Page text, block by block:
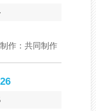
制作：共同制作